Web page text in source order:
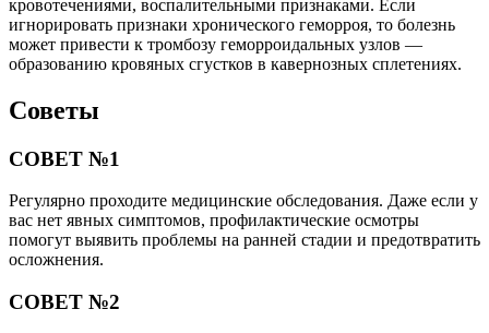
кровотечениями, воспалительными признаками. Если
игнорировать признаки хронического геморроя, то болезнь
может привести к тромбозу геморроидальных узлов —
образованию кровяных сгустков в кавернозных сплетениях.
Советы
СОВЕТ №1
Регулярно проходите медицинские обследования. Даже если у
вас нет явных симптомов, профилактические осмотры
помогут выявить проблемы на ранней стадии и предотвратить
осложнения.
СОВЕТ №2